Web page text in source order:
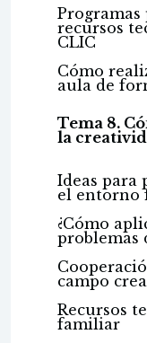
recursos
CLIC
Cómo
aula de
Tema 8.
la
Ideas para
el entorno
¿Cómo
problemas
campo
Recursos
familiar